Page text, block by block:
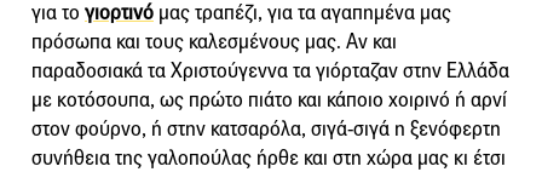
για το γιορτινό μας τραπέζι, για τα αγαπημένα μας
πρόσωπα και τους καλεσμένους μας. Αν και
παραδοσιακά τα Χριστούγεννα τα γιόρταζαν στην Ελλάδα
με κοτόσουπα, ως πρώτο πιάτο και κάποιο χοιρινό ή αρνί
στον φούρνο, ή στην κατσαρόλα, σιγά-σιγά η ξενόφερτη
συνήθεια της γαλοπούλας ήρθε και στη χώρα μας κι έτσι